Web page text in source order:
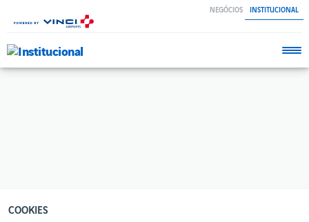
principal
NEGÓCIOS INSTITUCIONAL
COOKIES
A